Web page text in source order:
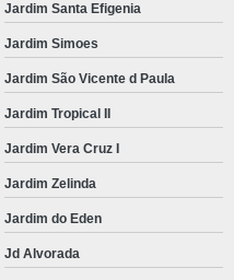
Jardim Santa Efigenia
Jardim Simoes
Jardim São Vicente d Paula
Jardim Tropical II
Jardim Vera Cruz I
Jardim Zelinda
Jardim do Eden
Jd Alvorada